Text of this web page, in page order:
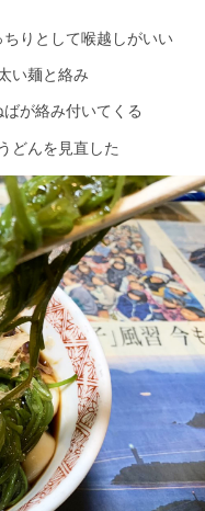
りとして喉越しがいい
い麺と絡み
が絡み付いてくる
どんを見直した